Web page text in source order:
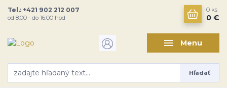
Menu
Hľadať
Tel.: +421 902 212 007
od 8:00 - do 16:00 hod
0 ks
0 €